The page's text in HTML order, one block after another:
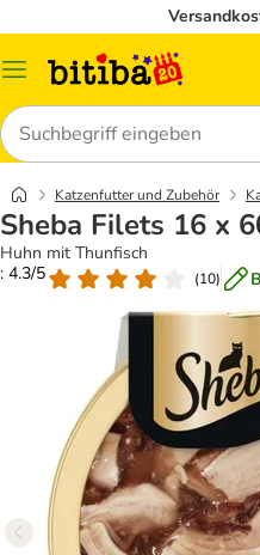
Menü
Suchen
Katzenfutter und Zubehör
Sheba Filets 16 x
Huhn mit Thunfisch
: 4.3/5
(10)